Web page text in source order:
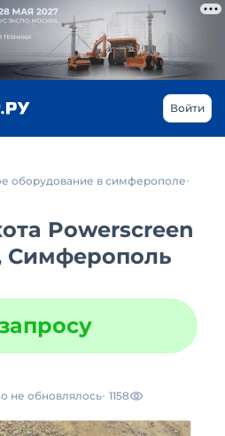
Войти
оборудование в симферополе
Powerscreen
Симферополь
не обновлялось 1158